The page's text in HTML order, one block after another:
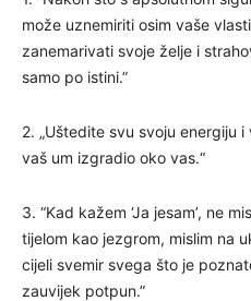
može uznemiriti osim vaše
zanemarivati svoje želje i
samo po istini.”
2. „Uštedite svu svoju energiju
vaš um izgradio oko vas.“
3. “Kad kažem ‘Ja jesam’, ne
tijelom kao jezgrom, mislim na
cijeli svemir svega što je
zauvijek potpun.”